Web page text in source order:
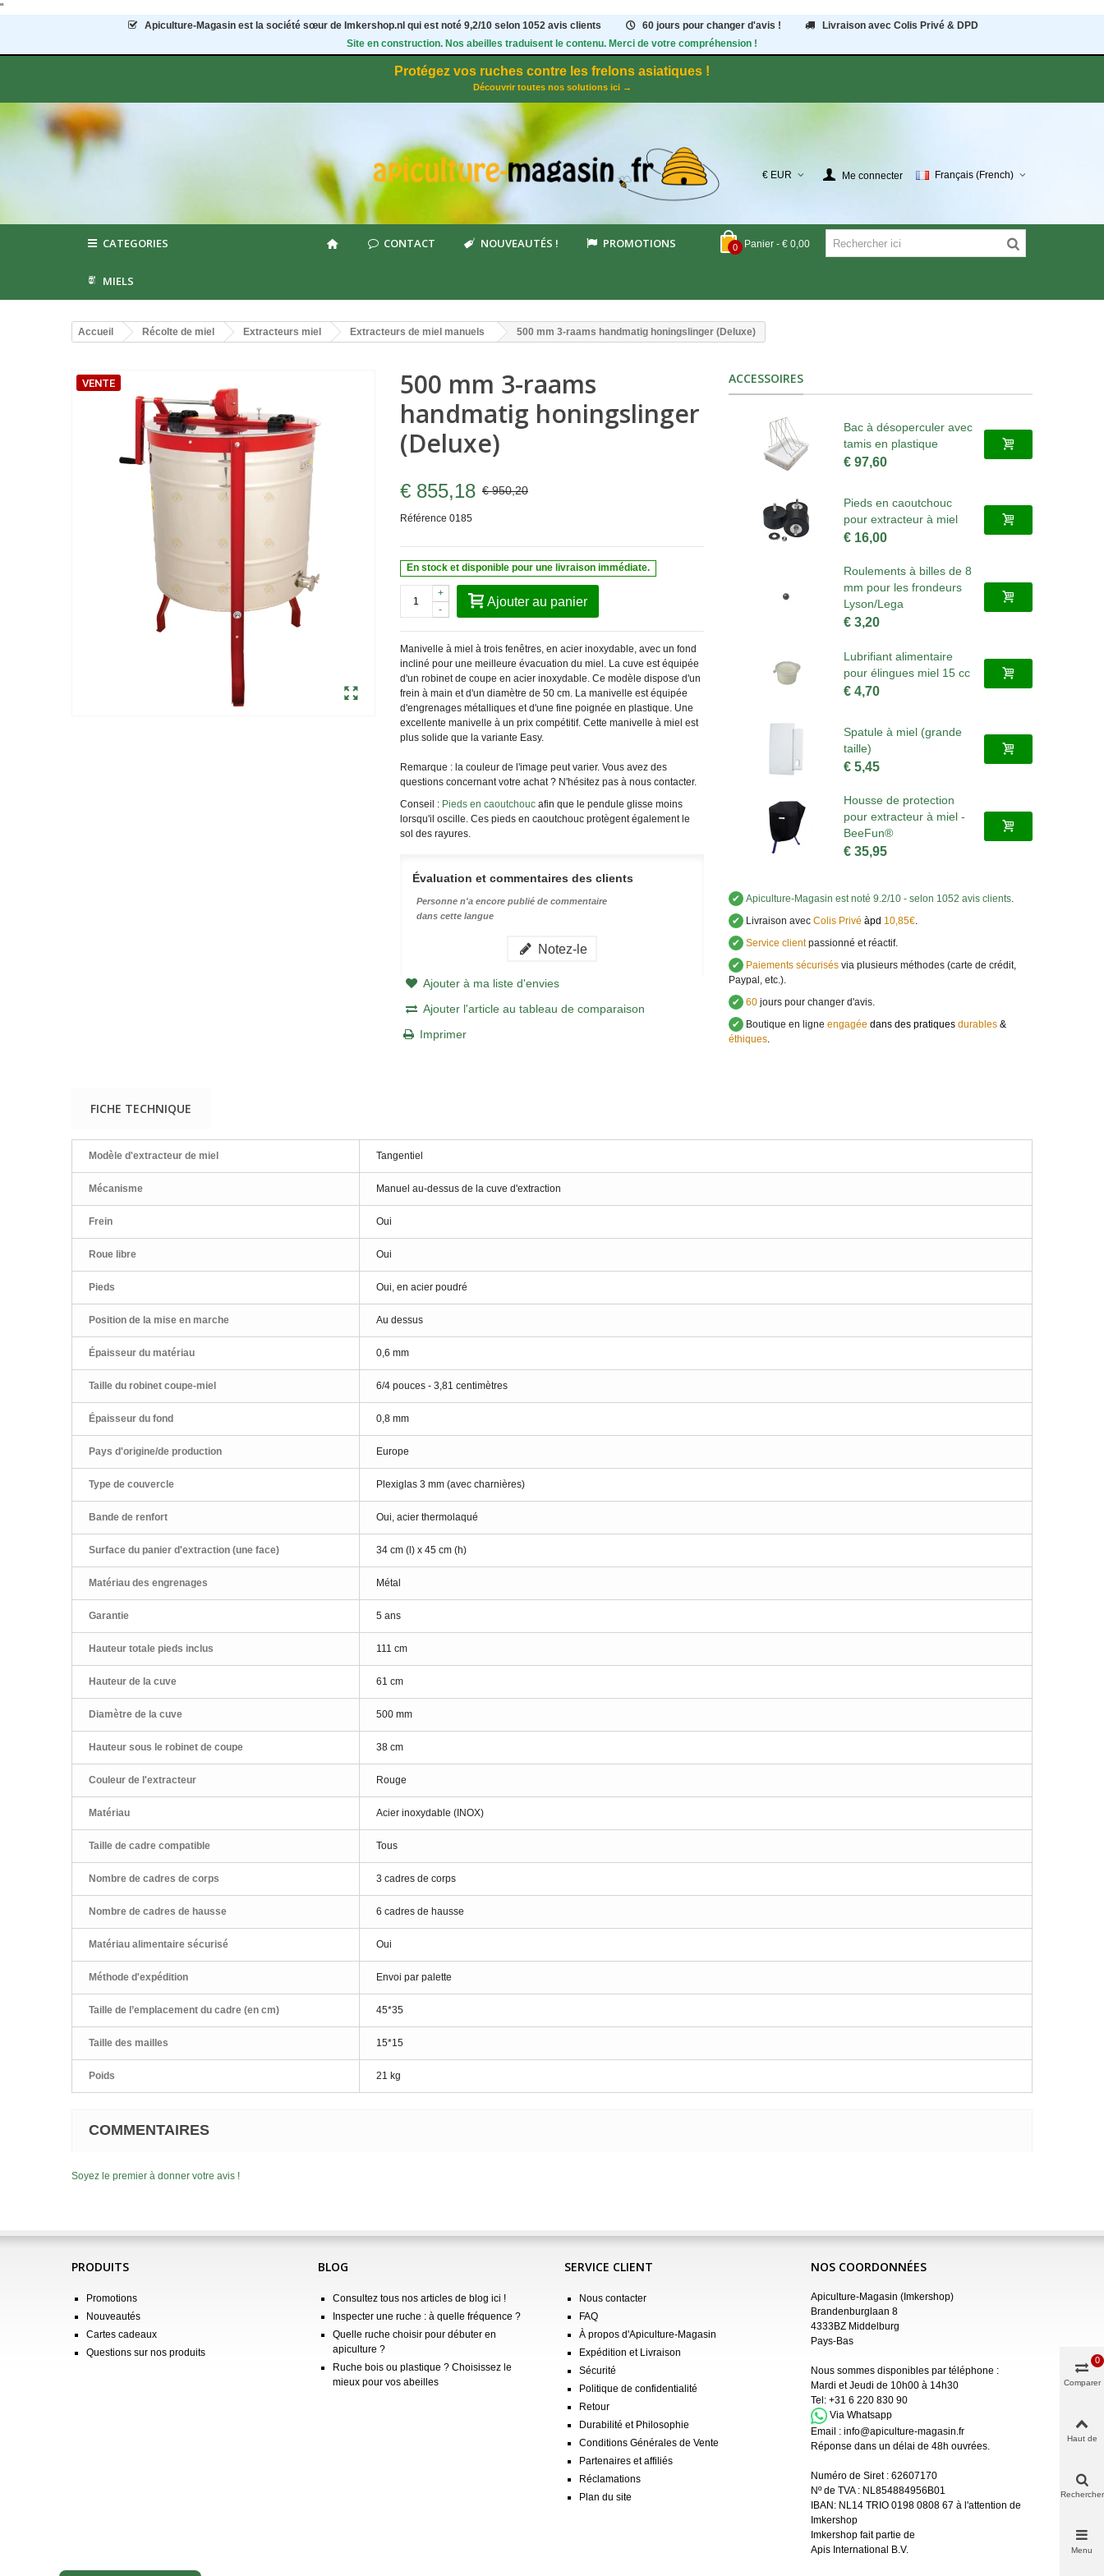
"
Apiculture-Magasin est la société sœur de Imkershop.nl qui est noté 9,2/10 selon 1052avis clients 60 jours pour changer d'avis !
Livraison avec Colis Privé & DPD
Site en construction. Nos abeilles traduisent le contenu. Merci de votre compréhension !
Protégez vos ruches contre les frelons asiatiques !
Découvrir toutes nos solutions ici →
€ EUR Me connecter Français (French)
0 Panier - € 0,00
CATEGORIES CONTACT NOUVEAUTÉS ! PROMOTIONS
MIELS
Accueil Récolte de miel Extracteurs miel Extracteurs de miel manuels 500 mm 3-raams handmatig honingslinger (Deluxe)
VENTE
500 mm 3-raams
handmatig honingslinger
(Deluxe)
€ 855,18 € 950,20
Référence 0185
En stock et disponible pour une livraison immédiate.
-
+
Ajouter au panier
Manivelle à miel à trois fenêtres, en acier inoxydable, avec un fond
incliné pour une meilleure évacuation du miel. La cuve est équipée
d'un robinet de coupe en acier inoxydable. Ce modèle dispose d'un
frein à main et d'un diamètre de 50 cm. La manivelle est équipée
d'engrenages métalliques et d'une fine poignée en plastique. Une
excellente manivelle à un prix compétitif. Cette manivelle à miel est
plus solide que la variante Easy.
Remarque : la couleur de l'image peut varier. Vous avez des
questions concernant votre achat ? N'hésitez pas à nous contacter.
Conseil : Pieds en caoutchoucafin que le pendule glisse moins
lorsqu'il oscille. Ces pieds en caoutchouc protègent également le
sol des rayures.
Évaluation et commentaires des clients
Personne n'a encore publié de commentaire
dans cette langue
Notez-le
Ajouter à ma liste d'envies
Ajouter l'article au tableau de comparaison
Imprimer
ACCESSOIRES
Bac à désoperculer avec
tamis en plastique
€ 97,60
Pieds en caoutchouc
pour extracteur à miel
€ 16,00
Roulements à billes de 8
mm pour les frondeurs
Lyson/Lega
€ 3,20
Lubrifiant alimentaire
pour élingues miel 15 cc
€ 4,70
Spatule à miel (grande
taille)
€ 5,45
Housse de protection
pour extracteur à miel -
BeeFun®
€ 35,95
✔ Apiculture-Magasin est noté 9.2/10 - selon 1052 avis clients.
✔ Livraison avecColis Privé àpd 10,85€.
✔ Service clientpassionné et réactif.
✔ Paiements sécurisésvia plusieurs méthodes (carte de crédit,
Paypal, etc.).
✔ 60jours pour changer d'avis.
✔ Boutique en ligne engagée dans des pratiques durables&
éthiques.
FICHE TECHNIQUE
Modèle d'extracteur de miel Tangentiel
Mécanisme Manuel au-dessus de la cuve d'extraction
Frein Oui
Roue libre Oui
Pieds Oui, en acier poudré
Position de la mise en marche Au dessus
Épaisseur du matériau 0,6 mm
Taille du robinet coupe-miel 6/4 pouces - 3,81 centimètres
Épaisseur du fond 0,8 mm
Pays d'origine/de production Europe
Type de couvercle Plexiglas 3 mm (avec charnières)
Bande de renfort Oui, acier thermolaqué
Surface du panier d'extraction (une face) 34 cm (l) x 45 cm (h)
Matériau des engrenages Métal
Garantie 5 ans
Hauteur totale pieds inclus 111 cm
Hauteur de la cuve 61 cm
Diamètre de la cuve 500 mm
Hauteur sous le robinet de coupe 38 cm
Couleur de l'extracteur Rouge
Matériau Acier inoxydable (INOX)
Taille de cadre compatible Tous
Nombre de cadres de corps 3 cadres de corps
Nombre de cadres de hausse 6 cadres de hausse
Matériau alimentaire sécurisé Oui
Méthode d'expédition Envoi par palette
Taille de l’emplacement du cadre (en cm) 45*35
Taille des mailles 15*15
Poids 21 kg
COMMENTAIRES
Soyez le premier à donner votre avis !
PRODUITS
Promotions
Nouveautés
Cartes cadeaux
Questions sur nos produits
BLOG
Consultez tous nos articles de blog ici !
Inspecter une ruche : à quelle fréquence ?
Quelle ruche choisir pour débuter en
apiculture ?
Ruche bois ou plastique ? Choisissez le
mieux pour vos abeilles
SERVICE CLIENT
Nous contacter
FAQ
À propos d'Apiculture-Magasin
Expédition et Livraison
Sécurité
Politique de confidentialité
Retour
Durabilité et Philosophie
Conditions Générales de Vente
Partenaires et affiliés
Réclamations
Plan du site
NOS COORDONNÉES
Apiculture-Magasin (Imkershop)
Brandenburglaan 8
4333BZ Middelburg
Pays-Bas
Nous sommes disponibles par téléphone :
Mardi et Jeudi de 10h00 à 14h30
Tel: +31 6 220 830 90
Via Whatsapp
Email : info@apiculture-magasin.fr
Réponse dans un délai de 48h ouvrées.
Numéro de Siret : 62607170
Nº de TVA : NL854884956B01
IBAN: NL14 TRIO 0198 0808 67 à l'attention de
Imkershop
Imkershop fait partie de
Apis International B.V.
Comparer
0
Haut de
Rechercher
Menu